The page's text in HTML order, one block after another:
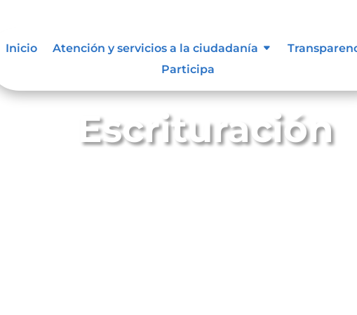
Inicio Atención y servicios a la ciudadanía
Participa
Escrituración